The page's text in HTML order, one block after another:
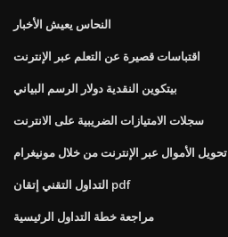
النحاس يعيش الأخبار
اقتباسات قصيرة عن التعلم عبر الإنترنت
بيتكوين النقدية دولار الرسم البياني
سجلات الامتيازات الضريبية على الانترنت
تحويل الأموال عبر الإنترنت من خلال مونيغرام
التداول التقني إتقان pdf
مراجعة خطة التداول الرئيسية